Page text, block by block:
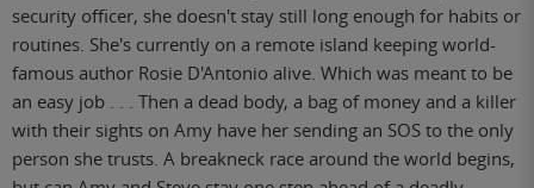
security officer, she doesn't stay still long enough for habits or
routines. She's currently on a remote island keeping world-
famous author Rosie D'Antonio alive. Which was meant to be
an easy job . . . Then a dead body, a bag of money and a killer
with their sights on Amy have her sending an SOS to the only
person she trusts. A breakneck race around the world begins,